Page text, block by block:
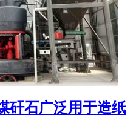
矸石广泛用于造纸